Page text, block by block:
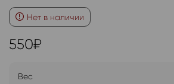
Нет в наличии
550₽
Вес